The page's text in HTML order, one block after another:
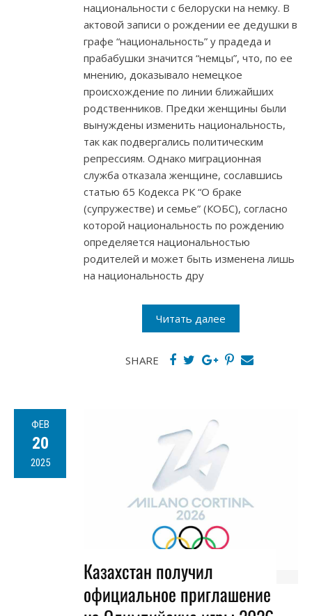
национальности с белоруски на немку. В
актовой записи о рождении ее дедушки в
графе “национальность” у прадеда и
прабабушки значится “немцы”, что, по ее
мнению, доказывало немецкое
происхождение по линии ближайших
родственников. Предки женщины были
вынуждены изменить национальность,
так как подвергались политическим
репрессиям. Однако миграционная
служба отказала женщине, сославшись
статью 65 Кодекса РК “О браке
(супружестве) и семье” (КОБС), согласно
которой национальность по рождению
определяется национальностью
родителей и может быть изменена лишь
на национальность дру
Читать далее
SHARE
ФЕВ
20
2025
Казахстан получил
официальное приглашение